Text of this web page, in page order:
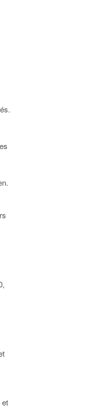
et